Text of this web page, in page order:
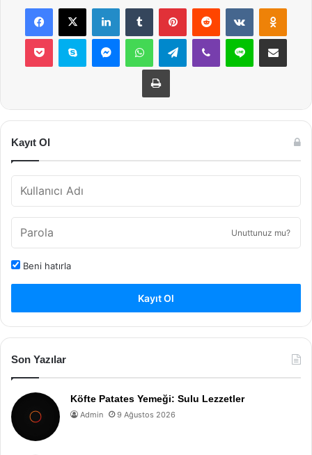
Facebook
X LinkedInTumblr PinterestReddit VKontakte
Pocket Skype MessengerWhatsAppTelegramViber Line E-Posta ile
Yazdır
Kayıt Ol
Unuttunuz mu?
Beni hatırla
Kayıt Ol
Son Yazılar
Köfte Patates Yemeği: Sulu Lezzetler
Admin 9 Ağustos 2026